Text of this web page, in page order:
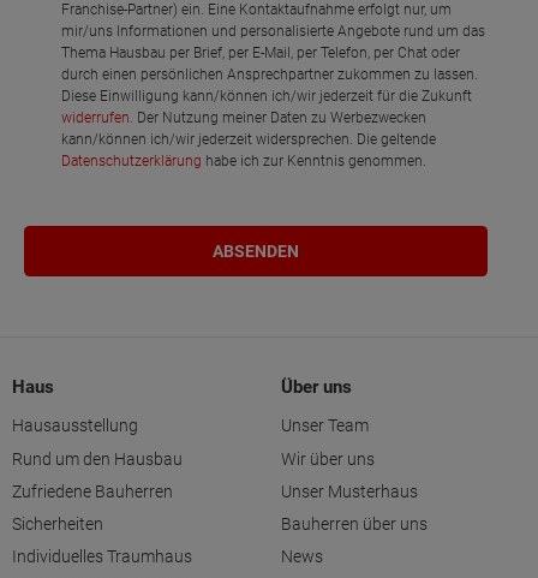
Franchise-Partner) ein. Eine Kontaktaufnahme erfolgt nur, um
mir/uns Informationen und personalisierte Angebote rund um das
Thema Hausbau per Brief, per E-Mail, per Telefon, per Chat oder
durch einen persönlichen Ansprechpartner zukommen zu lassen.
Diese Einwilligung kann/können ich/wir jederzeit für die Zukunft
widerrufen. Der Nutzung meiner Daten zu Werbezwecken
kann/können ich/wir jederzeit widersprechen. Die geltende
Datenschutzerklärung habe ich zur Kenntnis genommen.
Haus
Hausausstellung
Rund um den Hausbau
Zufriedene Bauherren
Sicherheiten
Individuelles Traumhaus
Über uns
Unser Team
Wir über uns
Unser Musterhaus
Bauherren über uns
News